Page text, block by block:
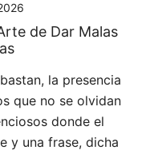
de Dar Malas
la presencia
que no se olvidan
donde el
y una frase, dicha